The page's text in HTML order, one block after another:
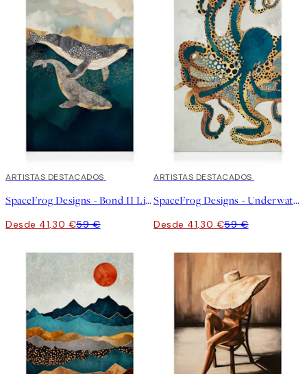
30%*
ARTISTAS DESTACADOS
SpaceFrog Designs - Bond II Lienzo
Desde 41,30 €59 €
30%*
ARTISTAS DESTACADOS
SpaceFrog Designs - Underwater Dream Lienzo
Desde 41,30 €59 €